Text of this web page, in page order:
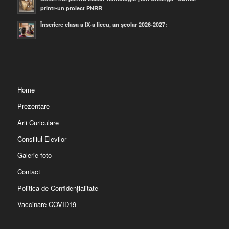
printr-un proiect PNRR
Înscriere clasa a IX-a liceu, an școlar 2026-2027:
Home
Prezentare
Arii Curiculare
Consiliul Elevilor
Galerie foto
Contact
Politica de Confidențialitate
Vaccinare COVID19